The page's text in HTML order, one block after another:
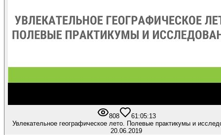
808 61:05:13
Увлекательное географическое лето. Полевые практикумы и
20.06.2019